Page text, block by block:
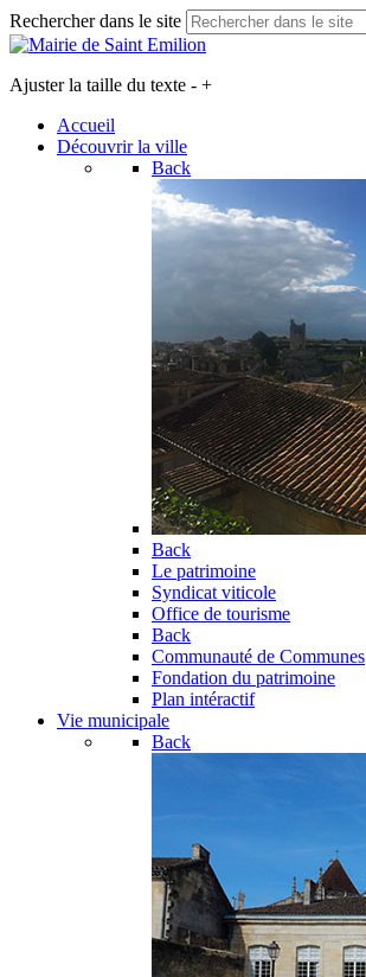
Rechercher dans le site
Ajuster la taille du texte - +
Accueil
Découvrir la ville
Back
Back
Le patrimoine
Syndicat viticole
Office de tourisme
Back
Communauté de Communes
Fondation du patrimoine
Plan intéractif
Vie municipale
Back